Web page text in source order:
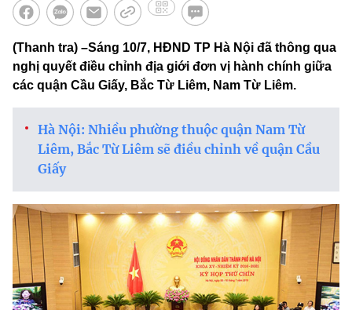
(Thanh tra) –Sáng 10/7, HĐND TP Hà Nội đã thông qua
nghị quyết điều chỉnh địa giới đơn vị hành chính giữa
các quận Cầu Giấy, Bắc Từ Liêm, Nam Từ Liêm.
Hà Nội: Nhiều phường thuộc quận Nam Từ
Liêm, Bắc Từ Liêm sẽ điều chỉnh về quận Cầu
Giấy